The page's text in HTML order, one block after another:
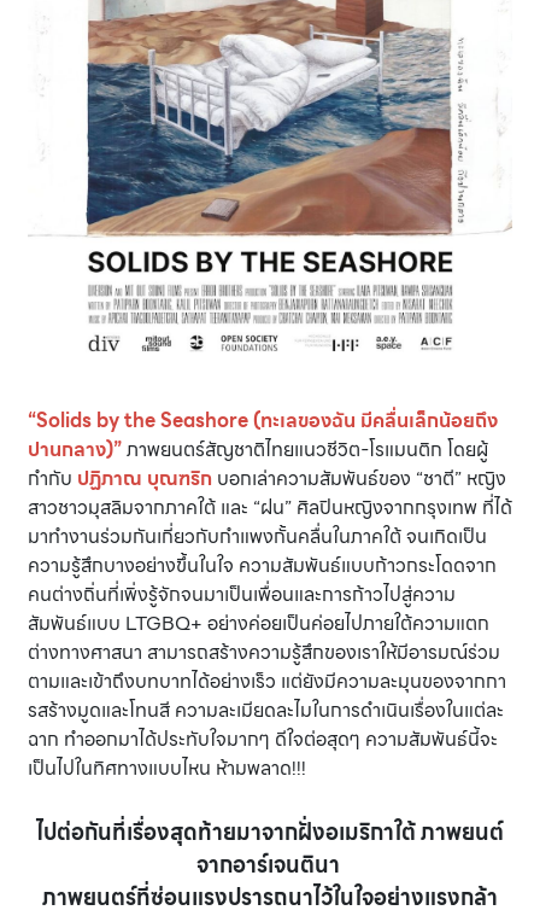
“Solids by the Seashore (ทะเลของฉัน มีคลื่นเล็กน้อยถึง
ปานกลาง)”ภาพยนตร์สัญชาติไทยแนวชีวิต-โรแมนติก โดยผู้
กำกับ ปฏิภาณ บุณฑริก บอกเล่าความสัมพันธ์ของ “ชาตี” หญิง
สาวชาวมุสลิมจากภาคใต้ และ “ฝน” ศิลปินหญิงจากกรุงเทพ ที่ได้
มาทำงานร่วมกันเกี่ยวกับกำแพงกั้นคลื่นในภาคใต้ จนเกิดเป็น
ความรู้สึกบางอย่างขึ้นในใจ ความสัมพันธ์แบบก้าวกระโดดจาก
คนต่างถิ่นที่เพิ่งรู้จักจนมาเป็นเพื่อนและการก้าวไปสู่ความ
สัมพันธ์แบบ LTGBQ+ อย่างค่อยเป็นค่อยไปภายใต้ความแตก
ต่างทางศาสนา สามารถสร้างความรู้สึกของเราให้มีอารมณ์ร่วม
ตามและเข้าถึงบทบาทได้อย่างเร็ว แต่ยังมีความละมุนของจากกา
รสร้างมูดและโทนสี ความละเมียดละไมในการดำเนินเรื่องในแต่ละ
ฉาก ทำออกมาได้ประทับใจมากๆ ดีใจต่อสุดๆ ความสัมพันธ์นี้จะ
เป็นไปในทิศทางแบบไหน ห้ามพลาด!!!
ไปต่อกันที่เรื่องสุดท้ายมาจากฝั่งอเมริกาใต้ ภาพยนต์
จากอาร์เจนตินา
ภาพยนตร์ที่ซ่อนแรงปรารถนาไว้ในใจอย่างแรงกล้า